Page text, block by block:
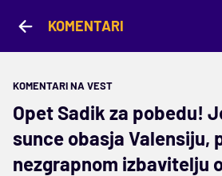
KOMENTARI
KOMENTARI NA VEST
Opet Sadik za pobedu!
sunce obasja Valensiju,
nezgrapnom izbavitelju